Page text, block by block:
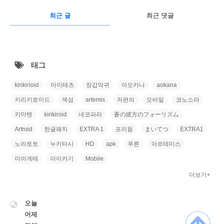
최근 글 최근 댓글
글
태그
kirikirioid 마이테츠 장갑악귀 아오카나 aokana
키리키로이드 섹섬 artemis 저편의 모바일 코노소라
키마텐 kirikiroid 네코파라 蒼の彼方のフォーリズム
Artroid 한글패치 EXTRA 1 포리듬 まいてつ EXTRA1
노라토토 누키타시 HD apk 푸른 아르테미스
미아게테 아이카기 Mobile
더보기+
VISITOR
오늘
어제